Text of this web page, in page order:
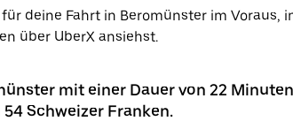
deine Fahrt in Beromünster im
über UberX ansiehst.
mit einer Dauer von 22
Schweizer Franken.